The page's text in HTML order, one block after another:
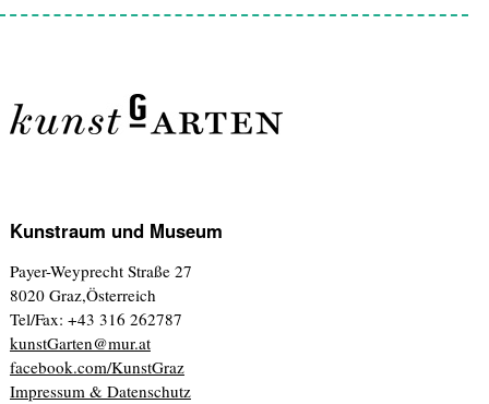
Kunstraum und Museum
Payer-Weyprecht Straße 27
8020 Graz,Österreich
Tel/Fax: +43 316 262787
kunstGarten@mur.at
facebook.com/KunstGraz
Impressum & Datenschutz